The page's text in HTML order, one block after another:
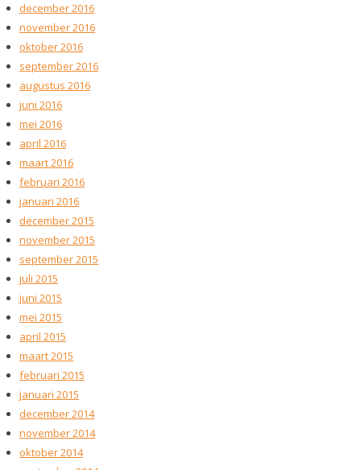
december 2016
november 2016
oktober 2016
september 2016
augustus 2016
juni 2016
mei 2016
april 2016
maart 2016
februari 2016
januari 2016
december 2015
november 2015
september 2015
juli 2015
juni 2015
mei 2015
april 2015
maart 2015
februari 2015
januari 2015
december 2014
november 2014
oktober 2014